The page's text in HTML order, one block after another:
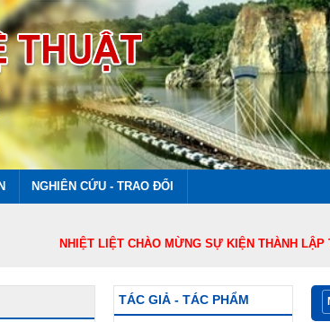
NGHIÊN CỨU - TRAO ĐỔI
NHIỆT LIỆT CHÀO MỪNG SỰ KIỆN THÀNH LẬP
TÁC GIẢ - TÁC PHẨM